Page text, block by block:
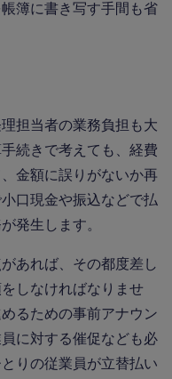
簿に書き写す手間も省
担当者の業務負担も大
続きで考えても、経費
金額に誤りがないか再
口現金や振込などで払
発生します。
あれば、その都度差し
しなければなりませ
るための事前アナウン
に対する催促なども必
りの従業員が立替払い